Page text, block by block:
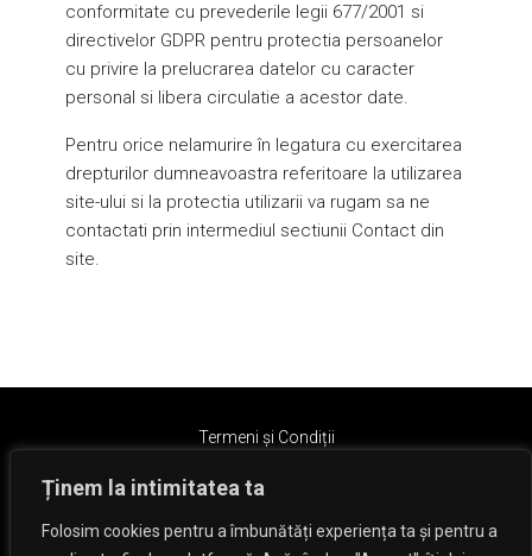
Ținem la intimitatea ta
Folosim cookies pentru a îmbunătăți experiența ta și pentru a
conformitate cu prevederile legii 677/2001 si
directivelor GDPR pentru protectia persoanelor
cu privire la prelucrarea datelor cu caracter
personal si libera circulatie a acestor date.
Pentru orice nelamurire în legatura cu exercitarea
drepturilor dumneavoastra referitoare la utilizarea
site-ului si la protectia utilizarii va rugam sa ne
contactati prin intermediul sectiunii Contact din
site.
Termeni și Condiții